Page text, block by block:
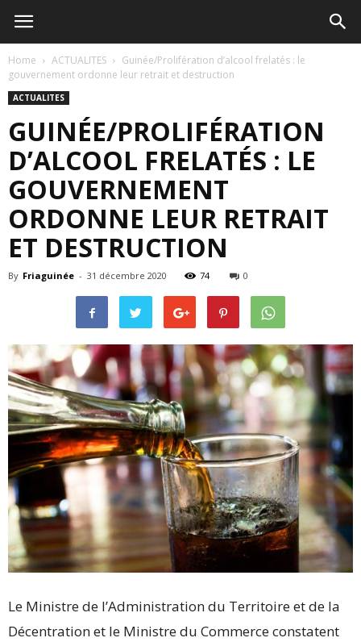
Home ACTUALITES
Guinée/Prolifération d’alcool frelatés : le
gouvernement ordonne leur retrait et destruction
ACTUALITES
GUINÉE/PROLIFÉRATION
D’ALCOOL FRELATÉS : LE
GOUVERNEMENT
ORDONNE LEUR RETRAIT
ET DESTRUCTION
By Friaguinée - 31 décembre 2020 74 0
Le Ministre de l’Administration du Territoire et de la
Décentration et le Ministre du Commerce constatent